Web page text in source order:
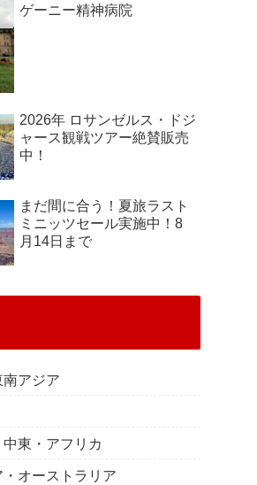
ゲーニー精神病院
2026年 ロサンゼルス・ドジ
ャース観戦ツアー絶賛販売
中！
まだ間に合う！夏旅ラスト
ミニッツセール実施中！8
月14日まで
アジア
東・アフリカ
オーストラリア